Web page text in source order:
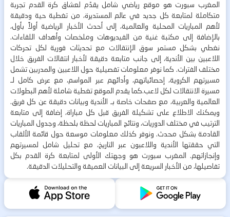
المغرب سبورت هو موقع رياضي شامل يقدّم لعشاق كرة القدم تجربة
متكاملة لمتابعة كل جديد في عالم المستديرة، من تغطية حية ودقيقة
لأهم المباريات المحلية والعالمية، إلى أحدث الأخبار الرياضية أولاً بأول،
بالإضافة إلى مكتبة غنية من الفيديوهات وملخصات وأهداف اللقاءات.
نغطي بشكل مستمر سوق الإنتقالات مع تحديثات فورية لكل تحركات
اللاعبين بين الأندية، إلى جانب متابعة دقيقة لأخبار انتقالات الفريق خلال
مختلف الفترات. كما نوفر معلومات تفصيلية حول اللاعبين والمدربين تشمل
مسيرتهم الكروية، إحصائياتهم، وأدائهم عبر المواسم، مع عرض كامل لـ
مسيرة الانتقالات لكل لاعب.كما يقدم الموقع تغطية شاملة لأهم البطولات
العالمية والعربية، مع صفحات خاصة بـ الأندية وبيانات دقيقة عن كل فريق.
ويمكنك الاطلاع على تشكيلة الفريق قبل كل مباراة، إضافة إلى متابعة
الترتيب في مختلف الدوريات، ونتائج المباريات لحظة بلحظة، وجدول المباريات
القادمة بشكل محدث. ونوفر كذلك معلومات موسعة حول قائمة الألقاب
التي حققتها الأندية واللاعبون عبر التاريخ، مع تحليل شامل لمسيرتهم
وإنجازاتهم. المغرب سبورت هو وجهتك الأولى لمتابعة كرة القدم بكل
تفاصيلها، من الأخبار السريعة إلى البيانات العميقة والتحليلات الدقيقة.